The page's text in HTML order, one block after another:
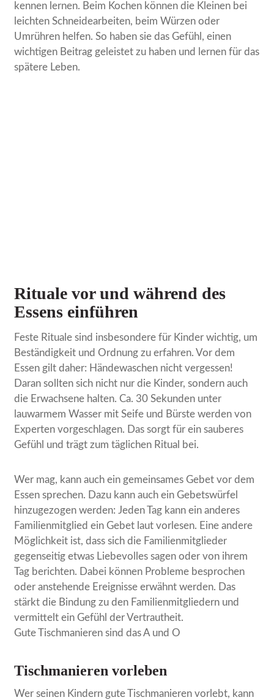
kennen lernen. Beim Kochen können die Kleinen bei
leichten Schneidearbeiten, beim Würzen oder
Umrühren helfen. So haben sie das Gefühl, einen
wichtigen Beitrag geleistet zu haben und lernen für das
spätere Leben.
Rituale vor und während des
Essens einführen
Feste Rituale sind insbesondere für Kinder wichtig, um
Beständigkeit und Ordnung zu erfahren. Vor dem
Essen gilt daher: Händewaschen nicht vergessen!
Daran sollten sich nicht nur die Kinder, sondern auch
die Erwachsene halten. Ca. 30 Sekunden unter
lauwarmem Wasser mit Seife und Bürste werden von
Experten vorgeschlagen. Das sorgt für ein sauberes
Gefühl und trägt zum täglichen Ritual bei.
Wer mag, kann auch ein gemeinsames Gebet vor dem
Essen sprechen. Dazu kann auch ein Gebetswürfel
hinzugezogen werden: Jeden Tag kann ein anderes
Familienmitglied ein Gebet laut vorlesen. Eine andere
Möglichkeit ist, dass sich die Familienmitglieder
gegenseitig etwas Liebevolles sagen oder von ihrem
Tag berichten. Dabei können Probleme besprochen
oder anstehende Ereignisse erwähnt werden. Das
stärkt die Bindung zu den Familienmitgliedern und
vermittelt ein Gefühl der Vertrautheit.
Gute Tischmanieren sind das A und O
Tischmanieren vorleben
Wer seinen Kindern gute Tischmanieren vorlebt, kann